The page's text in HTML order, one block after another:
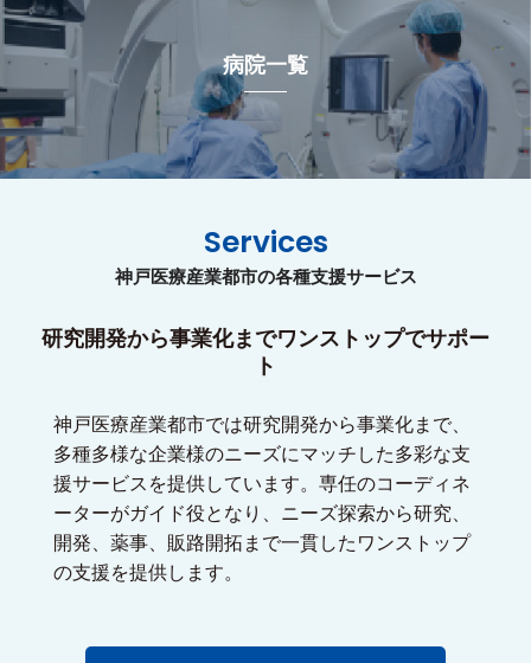
病院一覧
Services
神戸医療産業都市の各種支援サービス
研究開発から事業化までワンストップでサポー
ト
神戸医療産業都市では研究開発から事業化まで、
多種多様な企業様のニーズにマッチした多彩な支
援サービスを提供しています。専任のコーディネ
ーターがガイド役となり、ニーズ探索から研究、
開発、薬事、販路開拓まで一貫したワンストップ
の支援を提供します。